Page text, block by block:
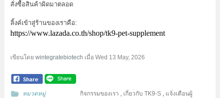
สั่งซื้อสินค้าผิดมาตลอด
ลิ้งค์เข้าสู่ร้านของเราคือ:
https://www.lazada.co.th/shop/tk9-pet-supplement
เขียนโดย wintegratebiotech เมื่อ Wed 13 May, 2026
หมวดหมู่ กิจกรรมของเรา , เกี่ยวกับ TK9-S , แจ้งเตือนผู้